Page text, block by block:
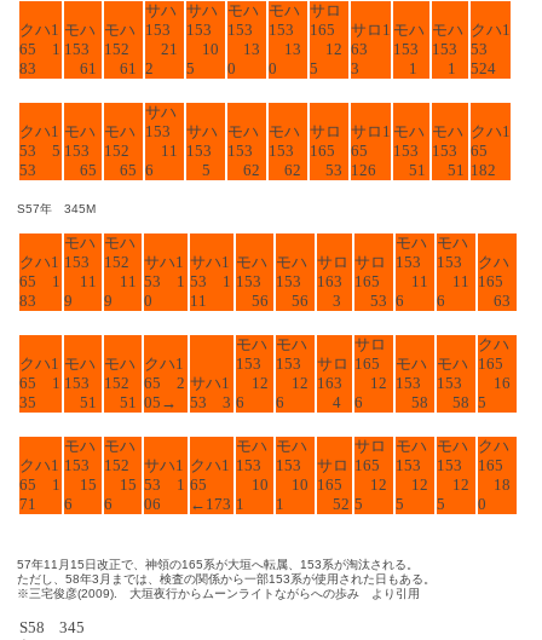
クハ1
65 1
83
モハ
153
61
モハ
152
61
サハ
153
21
2
サハ
153
10
5
モハ
153
13
0
モハ
153
13
0
サロ
165
12
5
サロ1
63
3
モハ
153
1
モハ
153
1
クハ1
53
524
クハ1
53 5
53
モハ
153
65
モハ
152
65
サハ
153
11
6
サハ
153
5
モハ
153
62
モハ
153
62
サロ
165
53
サロ1
65
126
モハ
153
51
モハ
153
51
クハ1
65
182
S57年 345M
クハ1
65 1
83
モハ
153
11
9
モハ
152
11
9
サハ1
53 1
0
サハ1
53 1
11
モハ
153
56
モハ
153
56
サロ
163
3
サロ
165
53
モハ
153
11
6
モハ
153
11
6
クハ
165
63
クハ1
65 1
35
モハ
153
51
モハ
152
51
クハ1
65 2
05→
サハ1
53 3
モハ
153
12
6
モハ
153
12
6
サロ
163
4
サロ
165
12
6
モハ
153
58
モハ
153
58
クハ
165
16
5
クハ1
65 1
71
モハ
153
15
6
モハ
152
15
6
サハ1
53 1
06
クハ1
65
←173
モハ
153
10
1
モハ
153
10
1
サロ
165
52
サロ
165
12
5
モハ
153
12
5
モハ
153
12
5
クハ
165
18
0
57年11月15日改正で、神領の165系が大垣へ転属、153系が淘汰される。
ただし、58年3月までは、検査の関係から一部153系が使用された日もある。
※三宅俊彦(2009). 大垣夜行からムーンライトながらへの歩み より引用
S58
345